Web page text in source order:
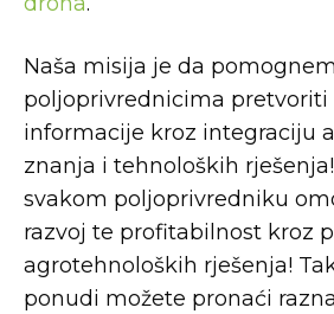
Naša misija je da
poljoprivrednicima pretvoriti
informacije kroz integraciju
znanja i tehnoloških
svakom poljoprivredniku
razvoj te profitabilnost kroz
agrotehnoloških rješenja!
ponudi možete pronaći